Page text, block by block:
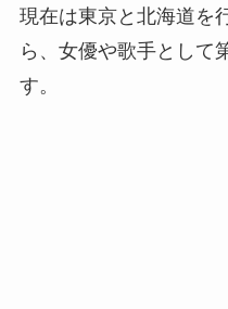
現在は東京と北海道を
ら、女優や歌手として
す。